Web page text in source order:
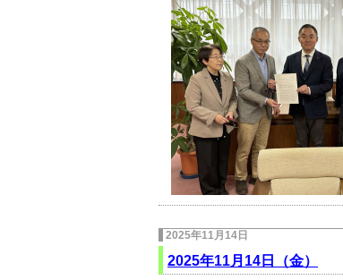
2025年11月14日
2025年11月14日（金）